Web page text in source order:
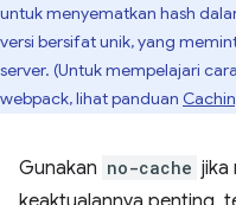
untuk menyematkan hash
versi bersifat unik, yang
server. (Untuk mempelajari
webpack, lihat panduan
Gunakan no-cache jika